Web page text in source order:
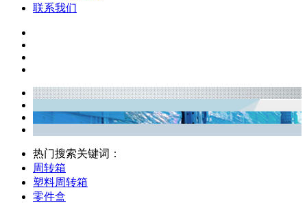
联系我们
热门搜索关键词：
周转箱
塑料周转箱
零件盒